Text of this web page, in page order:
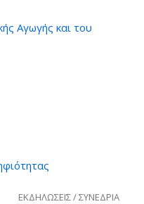
Αγωγής και του
ΕΚΔΗΛΩΣΕΙΣ / ΣΥΝΕΔΡΙΑ